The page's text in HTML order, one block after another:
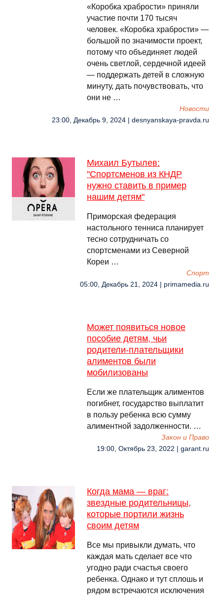
«Коробка храбрости» приняли
участие почти 170 тысяч
человек. «Коробка храбрости» —
большой по значимости проект,
потому что объединяет людей
очень светлой, сердечной идеей
— поддержать детей в сложную
минуту, дать почувствовать, что
они не …
Новости
23:00, Декабрь 9, 2024 | desnyanskaya-pravda.ru
Михаил Бутылев:
"Спортсменов из КНДР
нужно ставить в пример
нашим детям"
Приморская федерация
настольного тенниса планирует
тесно сотрудничать со
спортсменами из Северной
Кореи …
Спорт
05:00, Декабрь 21, 2024 | primamedia.ru
Может появиться новое
пособие детям, чьи
родители-плательщики
алиментов были
мобилизованы
Если же плательщик алиментов
погибнет, государство выплатит
в пользу ребенка всю сумму
алиментной задолженности. …
Закон и Право
19:00, Октябрь 23, 2022 | garant.ru
Когда мама — враг:
звездные родительницы,
которые портили жизнь
своим детям
Все мы привыкли думать, что
каждая мать сделает все что
угодно ради счастья своего
ребенка. Однако и тут сплошь и
рядом встречаются исключения